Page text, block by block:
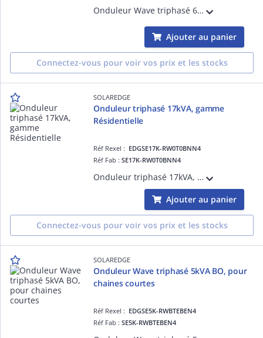
Onduleur Wave triphasé 6kVA, gamme Résidentielle, compatible avec l'écosystème de SolarEdge : Chargeur de VE, et appareils de domotique.
Ajouter au panier
Connectez-vous pour voir vos prix et les stocks
SOLAREDGE
Onduleur triphasé 17kVA, gamme
Résidentielle
Réf Rexel : EDGSE17K-RW0T0BNN4
Réf Fab :SE17K-RW0T0BNN4
Onduleur triphasé 17kVA, gamme Résidentielle, compatible avec l'écosystème de SolarEdge : Chargeur de VE, et appareils de domotique. Option 1 optimiseur pour 2 panneaux, validez par le logiciel Designer de SolarEdge
Ajouter au panier
Connectez-vous pour voir vos prix et les stocks
SOLAREDGE
Onduleur Wave triphasé 5kVA BO, pour
chaines courtes
Réf Rexel : EDGSE5K-RWBTEBEN4
Réf Fab :SE5K-RWBTEBEN4